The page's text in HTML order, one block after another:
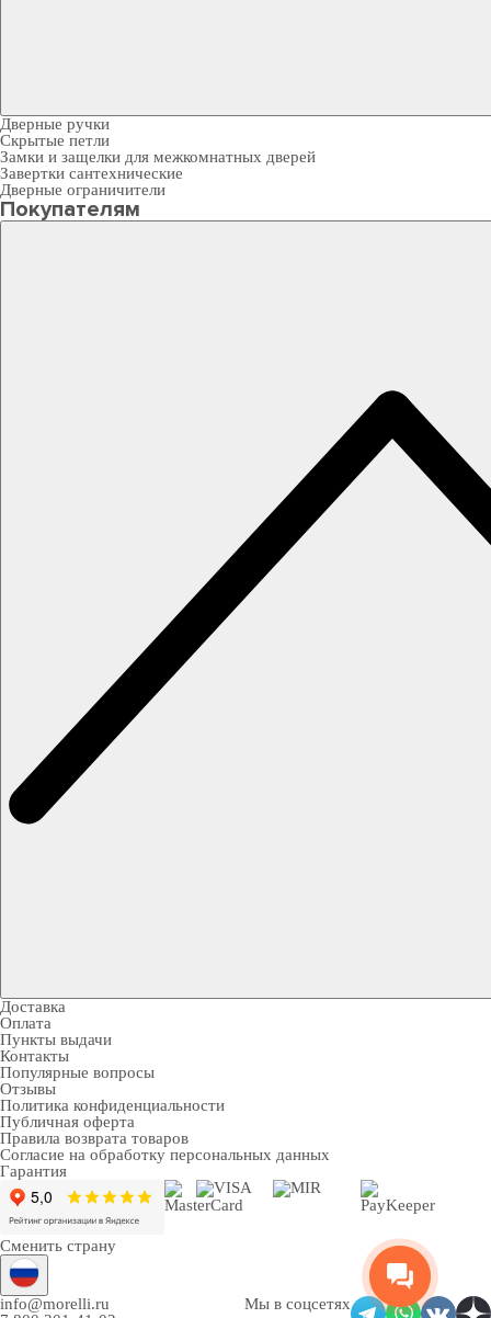
Дверные ручки
Скрытые петли
Замки и защелки для межкомнатных дверей
Завертки сантехнические
Дверные ограничители
Покупателям
Доставка
Оплата
Пункты выдачи
Контакты
Популярные вопросы
Отзывы
Политика конфиденциальности
Публичная оферта
Правила возврата товаров
Согласие на обработку персональных данных
Гарантия
Сменить страну
info@morelli.ru
Мы в соцсетях